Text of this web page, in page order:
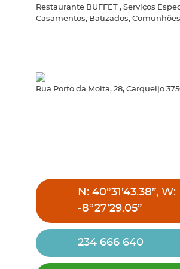
Restaurante BUFFET , Serviços
Casamentos, Batizados,
Rua Porto da Moita, 28, Carqueijo
N: 40°31’43.38”, W:
-8°27’29.05”
234 666 640